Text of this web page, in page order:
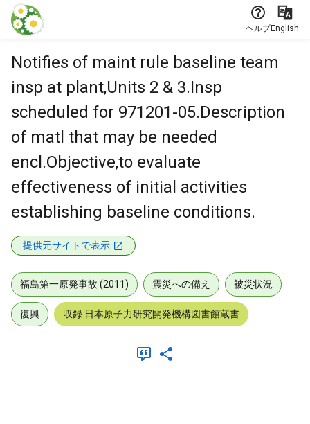
本文に飛ぶ
ヘルプEnglish
Notifies of maint rule baseline team
insp at plant,Units 2 & 3.Insp
scheduled for 971201-05.Description
of matl that may be needed
encl.Objective,to evaluate
effectiveness of initial activities
establishing baseline conditions.
提供元サイトで表示
福島第一原発事故 (2011) 震災への備え 被災状況
復興 収録:日本原子力研究開発機構図書館蔵書